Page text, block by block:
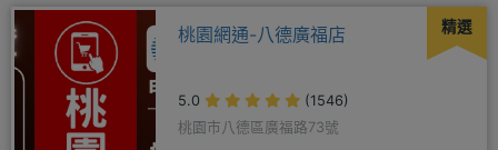
精選
桃園網通-八德廣福店
5.0
(1546)
桃園市八德區廣福路73號